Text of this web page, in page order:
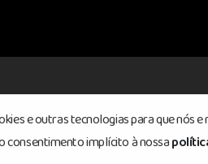
e outras tecnologias para que nós
consentimento implícito à nossa
Rádio Virtuall Contato:
- Todos os direitos